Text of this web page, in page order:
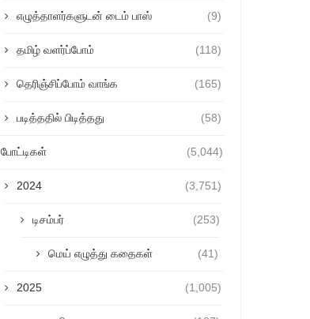
எழுத்தாளர்களுடன் டைம் பாஸ் (9)
தமிழ் வளர்ப்போம் (118)
தெரிஞ்சிப்போம் வாங்க (165)
படித்ததில் பிடித்தது (58)
போட்டிகள் (5,044)
2024 (3,751)
டிசம்பர் (253)
மெய் எழுத்து கதைகள் (41)
2025 (1,005)